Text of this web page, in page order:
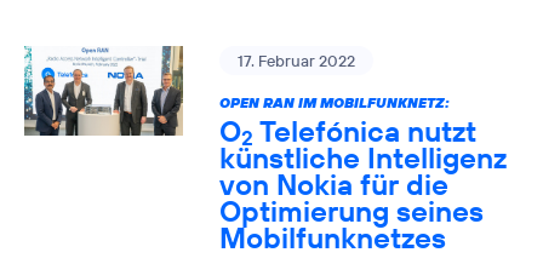
17. Februar 2022
OPEN RAN IM MOBILFUNKNETZ:
O2 Telefónica nutzt
künstliche Intelligenz
von Nokia für die
Optimierung seines
Mobilfunknetzes